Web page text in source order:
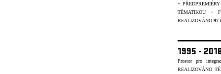
+
TÉMATIKOU +
REALIZOVÁNO 97
1995 -
Prostor pro
REALIZOVÁNO